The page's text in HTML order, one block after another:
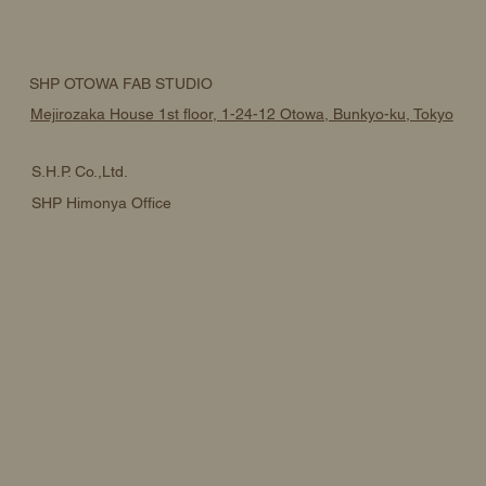
SHP OTOWA FAB STUDIO
Mejirozaka House 1st floor, 1-24-12 Otowa, Bunkyo-ku, Tokyo
S.H.P. Co.,Ltd.
SHP Himonya Office